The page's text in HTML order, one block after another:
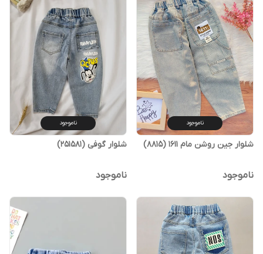
ناموجود
شلوار جین روشن مام 1611 (8815)
ناموجود
ناموجود
شلوار گوفی (251581)
ناموجود